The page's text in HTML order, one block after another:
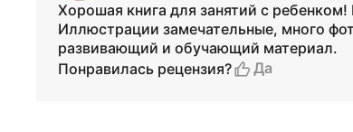
Хорошая книга для занятий с
Иллюстрации замечательные, много
развивающий и обучающий материал.
Понравилась рецензия?
Да